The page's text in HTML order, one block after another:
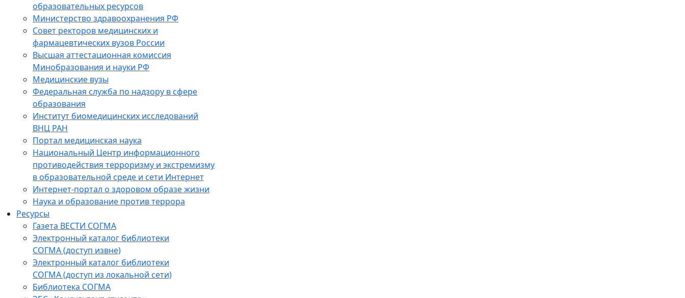
образовательных ресурсов
Министерство здравоохранения РФ
Совет ректоров медицинских и
фармацевтических вузов России
Высшая аттестационная комиссия
Минобразования и науки РФ
Медицинские вузы
Федеральная служба по надзору в сфере
образования
Институт биомедицинских исследований
ВНЦ РАН
Портал медицинская наука
Национальный Центр информационного
противодействия терроризму и экстремизму
в образовательной среде и сети Интернет
Интернет-портал о здоровом образе жизни
Наука и образование против террора
Ресурсы
Газета ВЕСТИ СОГМА
Электронный каталог библиотеки
СОГМА (доступ извне)
Электронный каталог библиотеки
СОГМА (доступ из локальной сети)
Библиотека СОГМА